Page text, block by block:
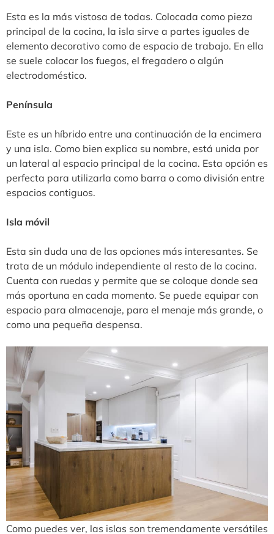
Esta es la más vistosa de todas. Colocada como pieza
principal de la cocina, la isla sirve a partes iguales de
elemento decorativo como de espacio de trabajo. En ella
se suele colocar los fuegos, el fregadero o algún
electrodoméstico.
Península
Este es un híbrido entre una continuación de la encimera
y una isla. Como bien explica su nombre, está unida por
un lateral al espacio principal de la cocina. Esta opción es
perfecta para utilizarla como barra o como división entre
espacios contiguos.
Isla móvil
Esta sin duda una de las opciones más interesantes. Se
trata de un módulo independiente al resto de la cocina.
Cuenta con ruedas y permite que se coloque donde sea
más oportuna en cada momento. Se puede equipar con
espacio para almacenaje, para el menaje más grande, o
como una pequeña despensa.
Como puedes ver, las islas son tremendamente versátiles